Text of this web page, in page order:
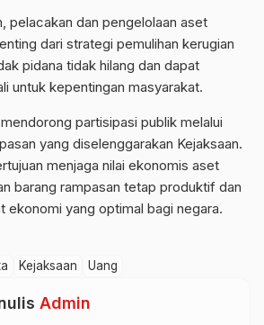
pelacakan dan pengelolaan aset
dari strategi pemulihan kerugian
pidana tidak hilang dan dapat
untuk kepentingan masyarakat.
partisipasi publik melalui
yang diselenggarakan Kejaksaan.
menjaga nilai ekonomis aset
barang rampasan tetap produktif dan
ekonomi yang optimal bagi negara.
Kejaksaan Uang
Admin